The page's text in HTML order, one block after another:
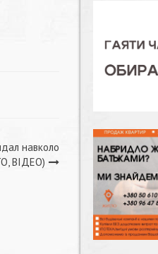
навколо
ВІДЕО)